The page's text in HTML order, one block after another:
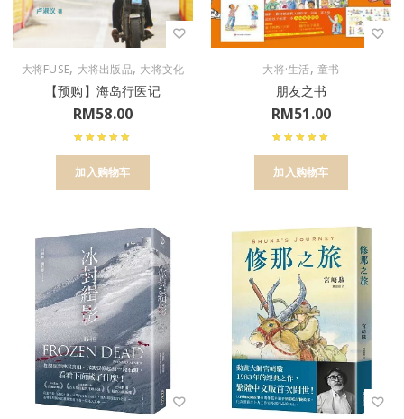
大将FUSE, 大将出版品, 大将文化
【预购】海岛行医记
RM58.00
加入购物车
大将·生活,童书
朋友之书
RM51.00
加入购物车